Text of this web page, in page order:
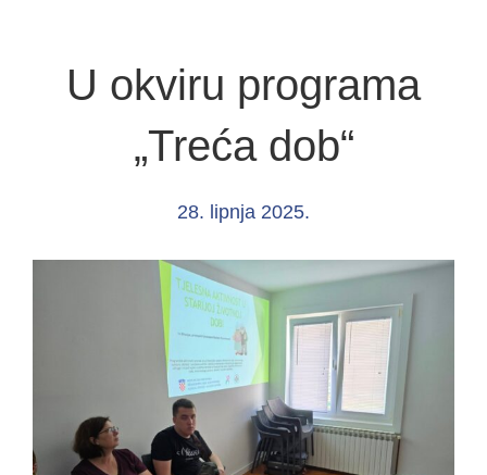
U okviru programa
„Treća dob“
28. lipnja 2025.